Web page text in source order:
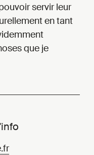
servir leur
en tant
que je